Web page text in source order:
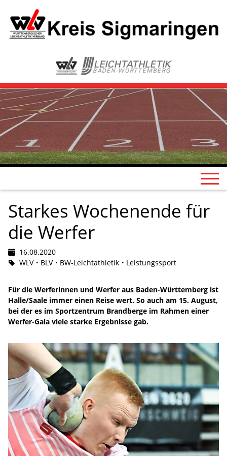
Starkes Wochenende für
die Werfer
16.08.2020
WLV
BLV BW-Leichtathletik Leistungssport
Für die Werferinnen und Werfer aus Baden-Württemberg ist
Halle/Saale immer einen Reise wert. So auch am 15. August,
bei der es im Sportzentrum Brandberge im Rahmen einer
Werfer-Gala viele starke Ergebnisse gab.